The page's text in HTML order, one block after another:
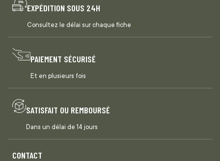
EXPÉDITION SOUS 24H
Consultez le délai sur chaque fiche
PAIEMENT SÉCURISÉ
Et en plusieurs fois
SATISFAIT OU REMBOURSÉ
Dans un délai de 14 jours
CONTACT